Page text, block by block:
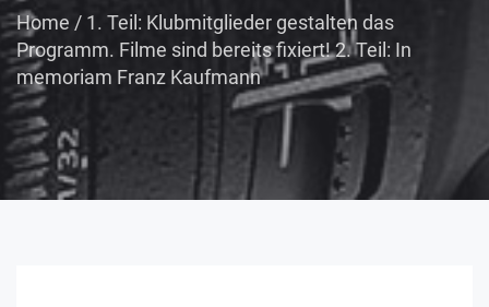
Home / 1. Teil: Klubmitglieder gestalten das
Programm. Filme sind bereits fixiert! 2. Teil: In
memoriam Franz Kaufmann